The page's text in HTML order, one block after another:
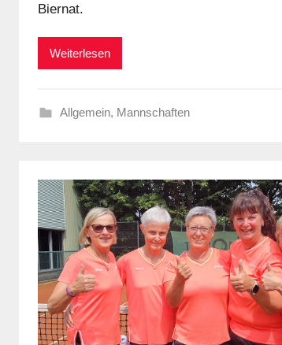
Biernat.
Weiterlesen
Allgemein, Mannschaften